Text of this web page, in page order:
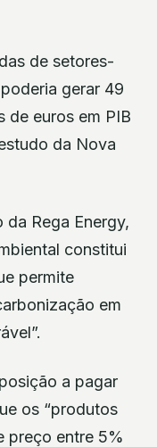
de setores-
gerar 49
de euros em PIB
da Nova
Rega Energy,
constitui
permite
em
a pagar
os “produtos
preço entre 5%